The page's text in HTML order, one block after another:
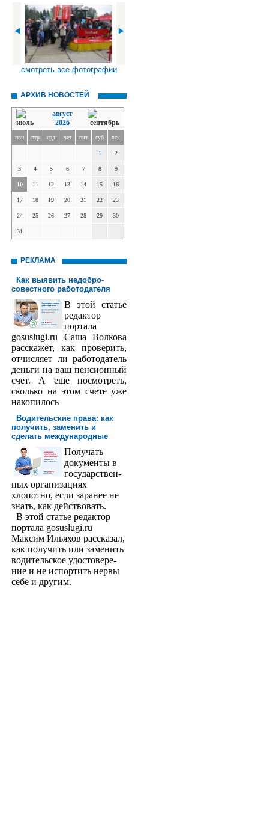
смотреть все фотографии
АРХИВ НОВОСТЕЙ
август
2026
пон втр срд чет пят суб вск
1 2
3 4 5 6 7 8 9
10 11 12 13 14 15 16
17 18 19 20 21 22 23
24 25 26 27 28 29 30
31
РЕКЛАМА
Как выявить недобро­
совестного работодателя
В этой статье
редактор
порта­ла
gosuslugi.ru Саша Волкова
расскажет, как проверить,
отчисляет ли работодатель
деньги на ваш пенсионный
счет. А еще посмотреть,
сколько на этом счете уже
накопилось
Водительские права: как
получить, заменить и
сделать международ­ные
Получать
доку­менты в
государствен­
ных организациях
хлопотно, если заранее не
знать, как действовать.
В этой статье редактор
портала gosuslugi.ru
Максим Ильяхов рассказал,
как получить или заменить
водительское удостовере­
ние и не испортить нервы
себе и другим.